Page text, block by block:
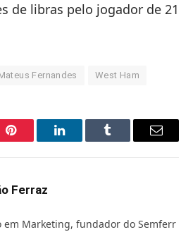
de libras pelo jogador de 21
Fernandes West Ham
Pinterest LinkedInTumblr Email
Ferraz
em Marketing, fundador do Semferr